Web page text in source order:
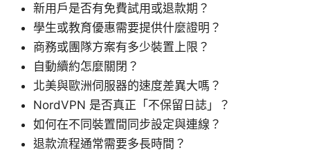
新用戶是否有免費試用或退款期？
學生或教育優惠需要提供什麼證明？
商務或團隊方案有多少裝置上限？
自動續約怎麼關閉？
北美與歐洲伺服器的速度差異大嗎？
NordVPN 是否真正「不保留日誌」？
如何在不同裝置間同步設定與連線？
退款流程通常需要多長時間？